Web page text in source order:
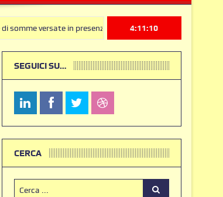
in presenza di clausole nulle deve produrre il
4:11:11
SEGUICI SU…
CERCA